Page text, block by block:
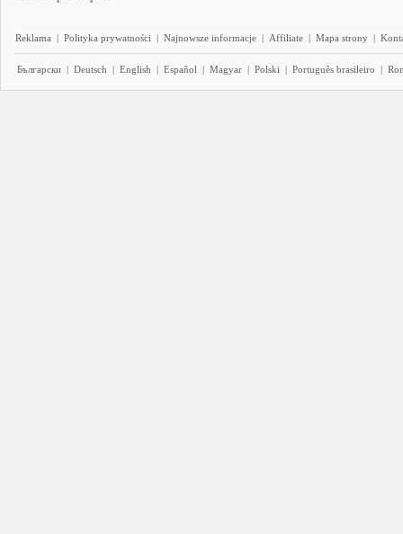
Reklama | Polityka prywatności | Najnowsze informacje | Affiliate | Mapa strony |
Български | Deutsch | English | Español | Magyar | Polski | Português brasileiro |